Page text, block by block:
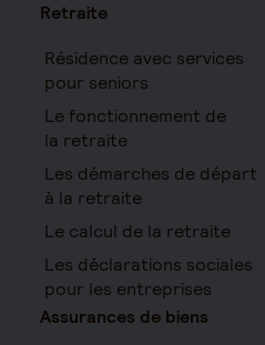
Retraite
Résidence avec services
pour seniors
Le fonctionnement de
la retraite
Les démarches de départ
à la retraite
Le calcul de la retraite
Les déclarations sociales
pour les entreprises
Assurances de biens